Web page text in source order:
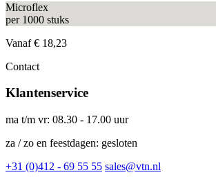
Microflex
per 1000 stuks
Vanaf € 18,23
Contact
Klantenservice
ma t/m vr: 08.30 - 17.00 uur
za / zo en feestdagen: gesloten
+31 (0)412 - 69 55 55 sales@vtn.nl